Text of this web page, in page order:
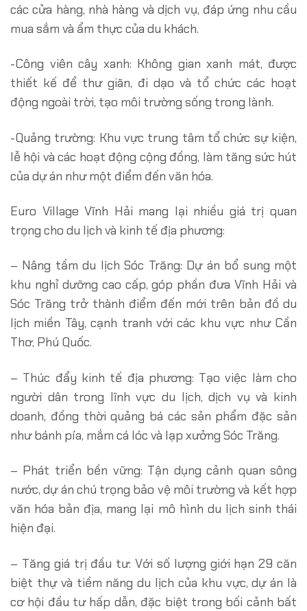
các cửa hàng, nhà hàng và dịch vụ, đáp ứng nhu cầu
mua sắm và ẩm thực của du khách.
-Công viên cây xanh: Không gian xanh mát, được
thiết kế để thư giãn, đi dạo và tổ chức các hoạt
động ngoài trời, tạo môi trường sống trong lành.
-Quảng trường: Khu vực trung tâm tổ chức sự kiện,
lễ hội và các hoạt động cộng đồng, làm tăng sức hút
của dự án như một điểm đến văn hóa.
Euro Village Vĩnh Hải mang lại nhiều giá trị quan
trọng cho du lịch và kinh tế địa phương:
– Nâng tầm du lịch Sóc Trăng: Dự án bổ sung một
khu nghỉ dưỡng cao cấp, góp phần đưa Vĩnh Hải và
Sóc Trăng trở thành điểm đến mới trên bản đồ du
lịch miền Tây, cạnh tranh với các khu vực như Cần
Thơ, Phú Quốc.
– Thúc đẩy kinh tế địa phương: Tạo việc làm cho
người dân trong lĩnh vực du lịch, dịch vụ và kinh
doanh, đồng thời quảng bá các sản phẩm đặc sản
như bánh pía, mắm cá lóc và lạp xưởng Sóc Trăng.
– Phát triển bền vững: Tận dụng cảnh quan sông
nước, dự án chú trọng bảo vệ môi trường và kết hợp
văn hóa bản địa, mang lại mô hình du lịch sinh thái
hiện đại.
– Tăng giá trị đầu tư: Với số lượng giới hạn 29 căn
biệt thự và tiềm năng du lịch của khu vực, dự án là
cơ hội đầu tư hấp dẫn, đặc biệt trong bối cảnh bất